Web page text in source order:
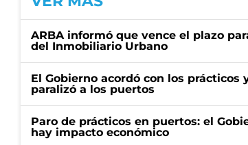
ARBA informó que vence el plazo
del Inmobiliario Urbano
El Gobierno acordó con los
paralizó a los puertos
Paro de prácticos en puertos: el
hay impacto económico